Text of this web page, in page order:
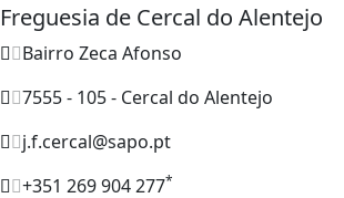
Freguesia de Cercal do Alentejo
Bairro Zeca Afonso
7555 - 105 - Cercal do Alentejo
j.f.cercal@sapo.pt
+351 269 904 277*